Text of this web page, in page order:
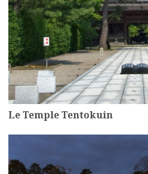
Le Temple Tentokuin